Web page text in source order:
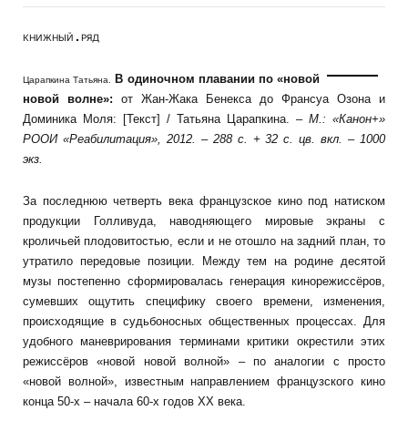
КНИЖНЫЙ РЯД
Царапкина Татьяна.
В одиночном плавании по «новой
новой волне»: от Жан-Жака Бенекса до Франсуа Озона и
Доминика Моля: [Текст] / Татьяна Царапкина. – М.: «Канон+»
РООИ «Реабилитация», 2012. – 288 с. + 32 с. цв. вкл. – 1000
экз.
За последнюю четверть века французское кино под натиском
продукции Голливуда, наводняющего мировые экраны с
кроличьей плодовитостью, если и не отошло на задний план, то
утратило передовые позиции. Между тем на родине десятой
музы постепенно сформировалась генерация кинорежиссёров,
сумевших ощутить специфику своего времени, изменения,
происходящие в судьбоносных общественных процессах. Для
удобного маневрирования терминами критики окрестили этих
режиссёров «новой новой волной» – по аналогии с просто
«новой волной», известным направлением французского кино
конца 50-х – начала 60-х годов ХХ века.